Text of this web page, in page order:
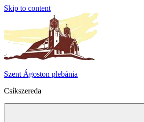
Skip to content
Szent Ágoston plebánia
Csíkszereda